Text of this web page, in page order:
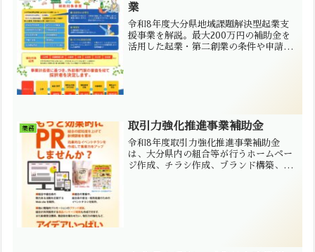
業
令和8年度大分県地域課題解決型起業支
援事業を解説。最大200万円の補助金を
活用した起業・第二創業の条件や申請方
業務 取引力強化推進事業補助金
令和8年度取引力強化推進事業補助金
は、大分県内の組合等が行うホームペー
ジ作成、チラシ作成、ブランド構築、受